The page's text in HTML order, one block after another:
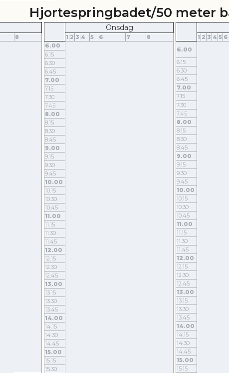
Hjortespringbadet/50 meter
8
Onsdag
1 2 3 4 5 6 7
8
6.00
6.15
6.30
6.45
7.00
7.15
7.30
7.45
8.00
8.15
8.30
8.45
9.00
9.15
9.30
9.45
10.00
10.15
10.30
10.45
11.00
11.15
11.30
11.45
12.00
12.15
12.30
12.45
13.00
13.15
13.30
13.45
14.00
14.15
14.30
14.45
15.00
15.15
15.30
1 2 3 4 5 6
6.00
6.15
6.30
6.45
7.00
7.15
7.30
7.45
8.00
8.15
8.30
8.45
9.00
9.15
9.30
9.45
10.00
10.15
10.30
10.45
11.00
11.15
11.30
11.45
12.00
12.15
12.30
12.45
13.00
13.15
13.30
13.45
14.00
14.15
14.30
14.45
15.00
15.15